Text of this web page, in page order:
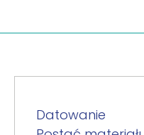
Datowanie